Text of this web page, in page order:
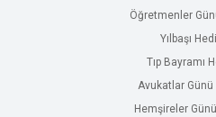
Öğretmenler
Yılbaşı
Tıp Bayramı
Avukatlar Günü
Hemşireler